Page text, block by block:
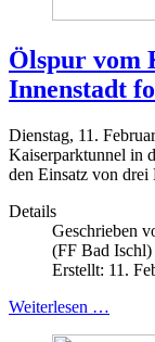
Ölspur vom
Innenstadt
Dienstag, 11.
Kaiserparktunnel in
den Einsatz von drei
Details
Geschrieben
(FF Bad Ischl)
Erstellt: 11.
Weiterlesen …